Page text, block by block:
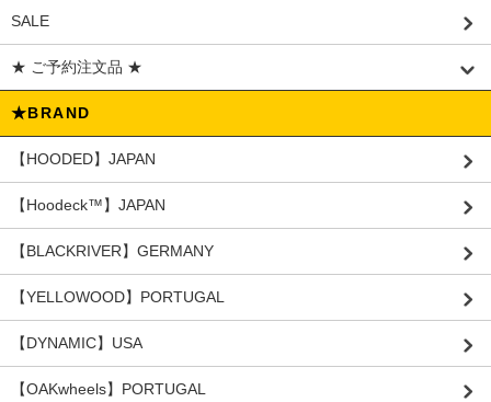
SALE
★ ご予約注文品 ★
★BRAND
【HOODED】JAPAN
【Hoodeck™️】JAPAN
【BLACKRIVER】GERMANY
【YELLOWOOD】PORTUGAL
【DYNAMIC】USA
【OAKwheels】PORTUGAL